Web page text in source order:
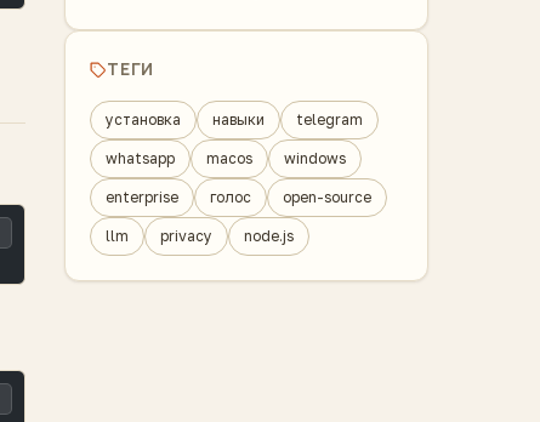
ТЕГИ
установка навыки telegram
whatsapp macos windows
enterprise голос open-source
llm privacy node.js